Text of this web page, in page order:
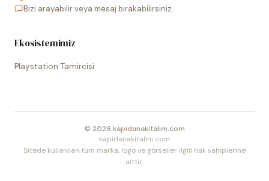
Bizi arayabilir veya mesaj bırakabilirsiniz.
Ekosistemimiz
Playstation Tamircisi
© 2026 kapidanakitalim.com
kapidanakitalim.com
Sitede kullanılan tüm marka, logo ve görseller ilgili hak sahiplerine
aittir.